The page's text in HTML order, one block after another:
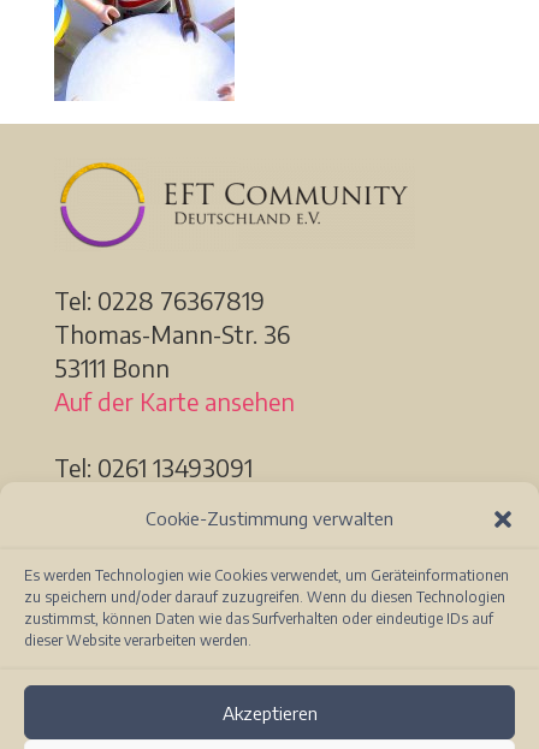
Cookie-Zustimmung verwalten
Es werden Technologien wie Cookies verwendet, um Geräteinformationen
zu speichern und/oder darauf zuzugreifen. Wenn du diesen Technologien
zustimmst, können Daten wie das Surfverhalten oder eindeutige IDs auf
dieser Website verarbeiten werden.
Akzeptieren
Tel: 0228 76367819
Thomas-Mann-Str. 36
53111 Bonn
Auf der Karte ansehen
Tel: 0261 13493091
56068 Koblenz
Auf der Karte ansehen